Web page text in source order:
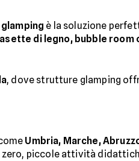
glamping è la soluzione
di legno, bubble room
, dove strutture glamping
Umbria, Marche,
piccole attività